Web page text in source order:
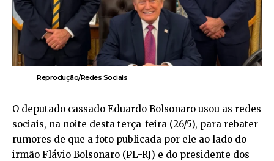
Reprodução/Redes Sociais
O deputado cassado Eduardo Bolsonaro usou as redes
sociais, na noite desta terça-feira (26/5), para rebater
rumores de que a foto publicada por ele ao lado do
irmão Flávio Bolsonaro (PL-RJ) e do presidente dos